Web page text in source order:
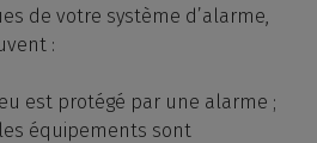
de votre système d’alarme,
:
est protégé par une alarme ;
équipements sont